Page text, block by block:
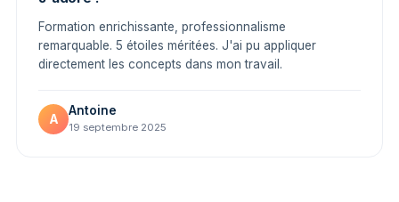
Formation enrichissante, professionnalisme
remarquable. 5 étoiles méritées. J'ai pu appliquer
directement les concepts dans mon travail.
A
Antoine
19 septembre 2025